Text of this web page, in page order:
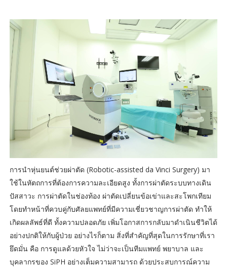
การนำหุ่นยนต์ช่วยผ่าตัด (Robotic-assisted da Vinci Surgery) มา
ใช้ในหัตถการที่ต้องการความละเอียดสูง ทั้งการผ่าตัดระบบทางเดิน
ปัสสาวะ การผ่าตัดในช่องท้อง ผ่าตัดเปลี่ยนข้อเข่าและสะโพกเทียม
โดยทำหน้าที่ควบคู่กับศัลยแพทย์ที่มีความเชี่ยวชาญการผ่าตัด ทำให้
เกิดผลลัพธ์ที่ดี ทั้งความปลอดภัย เพิ่มโอกาสการกลับมาดำเนินชีวิตได้
อย่างปกติให้กับผู้ป่วย อย่างไรก็ตาม สิ่งที่สำคัญที่สุดในการรักษาที่เรา
ยึดมั่น คือ การดูแลด้วยหัวใจ ไม่ว่าจะเป็นทีมแพทย์ พยาบาล และ
บุคลากรของ SiPH อย่างเต็มความสามารถ ด้วยประสบการณ์ความ